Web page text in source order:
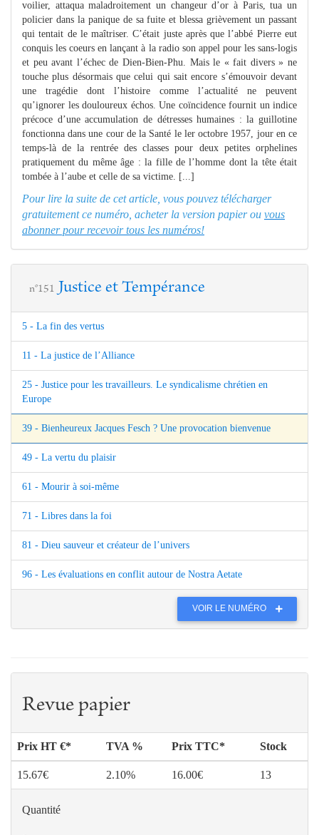
voilier, attaqua maladroitement un changeur d’or à Paris, tua un
policier dans la panique de sa fuite et blessa grièvement un passant
qui tentait de le maîtriser. C’était juste après que l’abbé Pierre eut
conquis les coeurs en lançant à la radio son appel pour les sans-logis
et peu avant l’échec de Dien-Bien-Phu. Mais le « fait divers » ne
touche plus désormais que celui qui sait encore s’émouvoir devant
une tragédie dont l’histoire comme l’actualité ne peuvent
qu’ignorer les douloureux échos. Une coïncidence fournit un indice
précoce d’une accumulation de détresses humaines : la guillotine
fonctionna dans une cour de la Santé le ler octobre 1957, jour en ce
temps-là de la rentrée des classes pour deux petites orphelines
pratiquement du même âge : la fille de l’homme dont la tête était
tombée à l’aube et celle de sa victime. [...]
Pour lire la suite de cet article, vous pouvez télécharger
gratuitement ce numéro, acheter la version papier ou vous
abonner pour recevoir tous les numéros!
n°151 Justice et Tempérance
5 - La fin des vertus
11 - La justice de l’Alliance
25 - Justice pour les travailleurs. Le syndicalisme chrétien en
Europe
39 - Bienheureux Jacques Fesch ? Une provocation bienvenue
49 - La vertu du plaisir
61 - Mourir à soi-même
71 - Libres dans la foi
81 - Dieu sauveur et créateur de l’univers
96 - Les évaluations en conflit autour de Nostra Aetate
VOIR LE NUMÉRO
Revue papier
Prix HT €* TVA % Prix TTC* Stock
15.67€ 2.10% 16.00€ 13
Quantité